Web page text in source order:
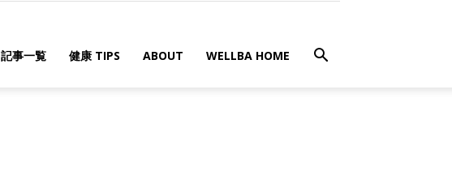
記事一覧 健康 TIPS ABOUT WELLBA HOME